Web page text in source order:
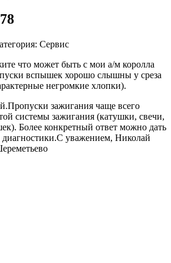
Сервис
что может быть с мои а/м королла
вспышек хорошо слышны у среза
негромкие хлопки).
зажигания чаще всего
системы зажигания (катушки, свечи,
Более конкретный ответ можно дать
диагностики.С уважением, Николай